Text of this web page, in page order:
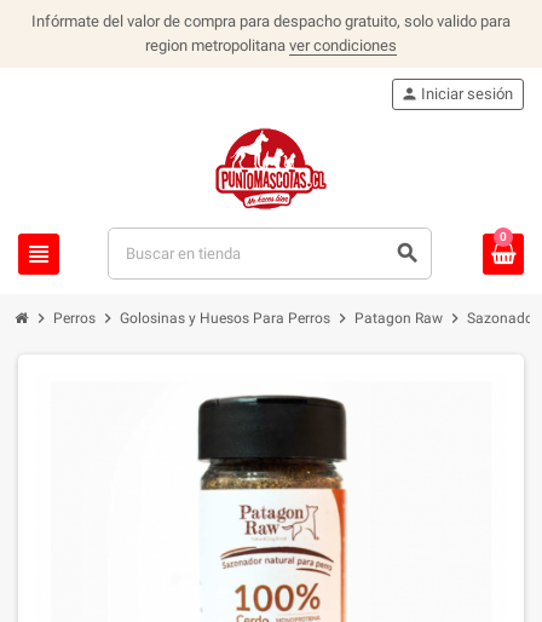
Infórmate del valor de compra para despacho gratuito, solo valido para
region metropolitana ver condiciones
view_headline search
person Iniciar sesión
0
chevron_right Perros chevron_right Golosinas y Huesos Para Perros chevron_right Patagon Raw chevron_right Sazonador